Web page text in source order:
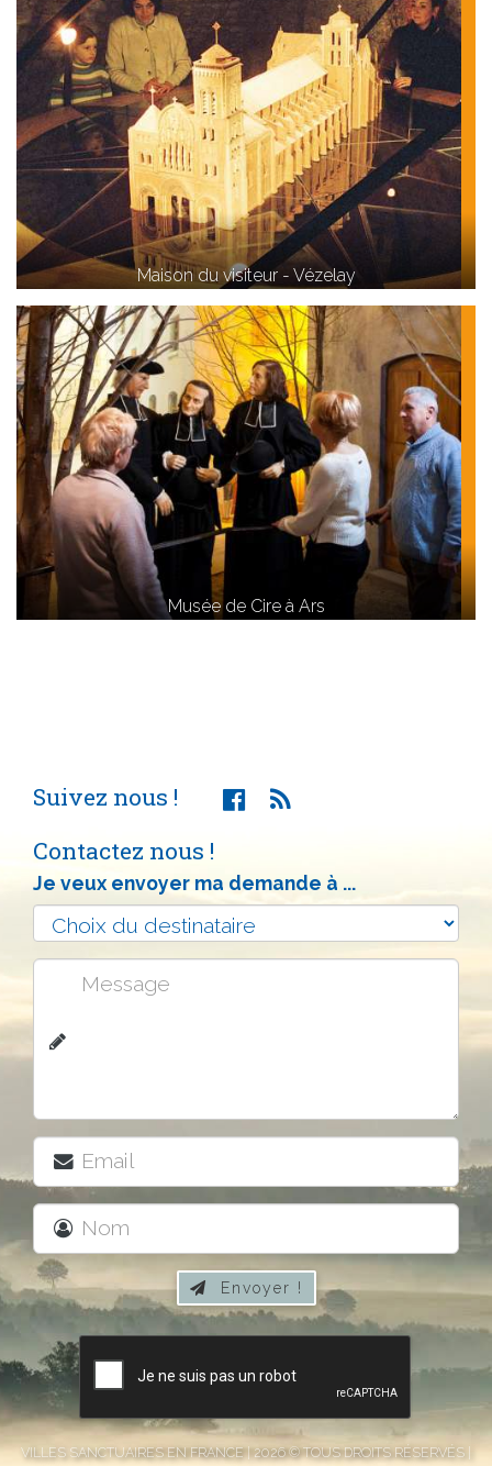
Maison du visiteur - Vézelay
Musée de Cire à Ars
Suivez nous !
Contactez nous !
Je veux envoyer ma demande à ...
 Envoyer !
VILLES SANCTUAIRES EN FRANCE | 2026 © TOUS DROITS RÉSERVÉS |